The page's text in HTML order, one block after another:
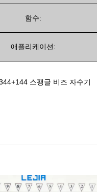
함수:
애플리케이션:
스팽글 비즈 자수기